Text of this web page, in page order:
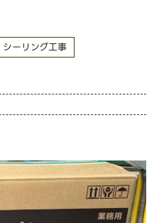
シーリング工事